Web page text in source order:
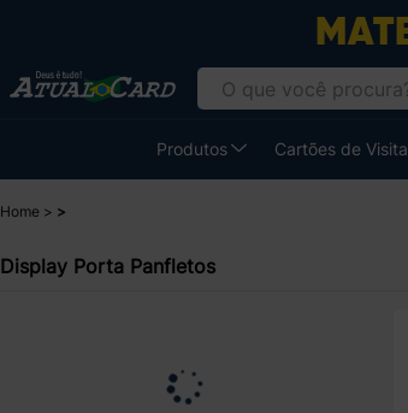
Produtos Cartões de Visita
Home
Display Porta Panfletos